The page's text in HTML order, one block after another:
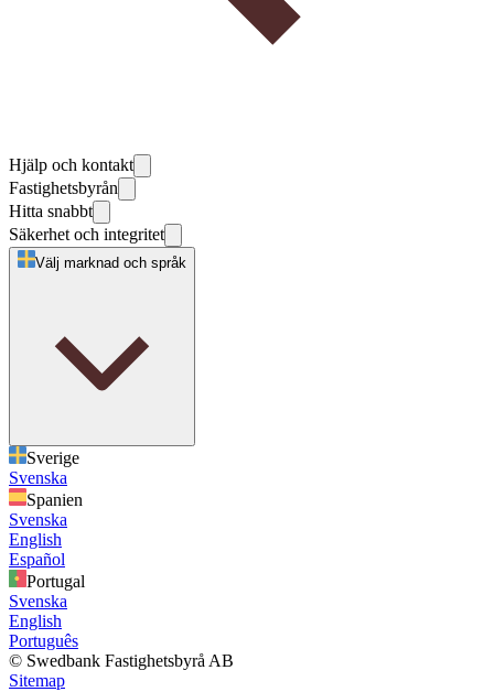
Hjälp och kontakt
Fastighetsbyrån
Hitta snabbt
Säkerhet och integritet
Välj marknad och språk
Sverige
Svenska
Spanien
Svenska
English
Español
Portugal
Svenska
English
Português
© Swedbank Fastighetsbyrå AB
Sitemap